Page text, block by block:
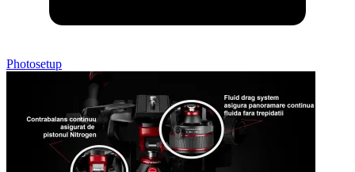
Photosetup